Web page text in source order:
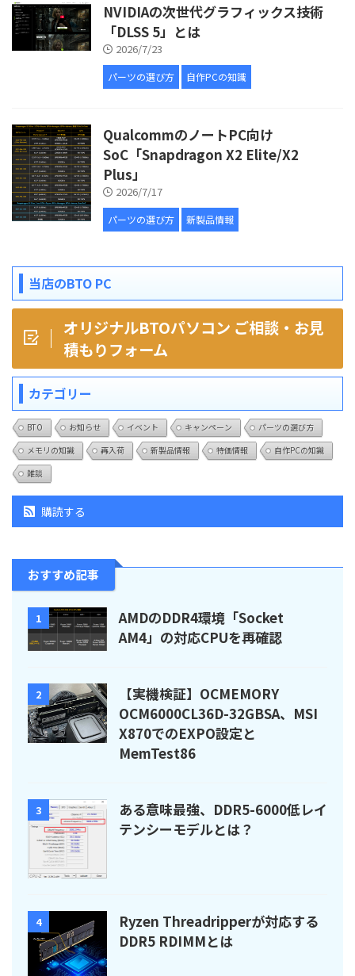
NVIDIAの次世代グラフィックス技術
「DLSS 5」とは
2026/7/23
パーツの選び方 自作PCの知識
QualcommのノートPC向け
SoC「Snapdragon X2 Elite/X2
Plus」
2026/7/17
パーツの選び方 新製品情報
当店のBTO PC
オリジナルBTOパソコン ご相談・お見
積もりフォーム
カテゴリー
BTO お知らせ イベント キャンペーン
パーツの選び方
メモリの知識
再入荷 新製品情報 特価情報
自作PCの知識
雑談
購読する
おすすめ記事
1
AMDのDDR4環境「Socket
AM4」の対応CPUを再確認
2
【実機検証】OCMEMORY
OCM6000CL36D-32GBSA、MSI
X870でのEXPO設定と
MemTest86
3
ある意味最強、DDR5-6000低レイ
テンシーモデルとは？
4
Ryzen Threadripperが対応する
DDR5 RDIMMとは